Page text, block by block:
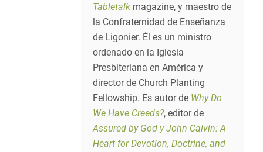
Tabletalk magazine, y maestro de
la Confraternidad de Enseñanza
de Ligonier. Él es un ministro
ordenado en la Iglesia
Presbiteriana en América y
director de Church Planting
Fellowship. Es autor de Why Do
We Have Creeds?, editor de
Assured by God y John Calvin: A
Heart for Devotion, Doctrine, and